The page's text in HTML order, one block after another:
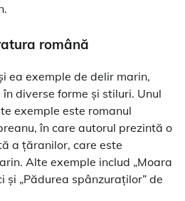
română
ea exemple de delir marin,
diverse forme și stiluri. Unul
exemple este romanul
în care autorul prezintă o
a țăranilor, care este
Alte exemple includ „Moara
și „Pădurea spânzuraților” de